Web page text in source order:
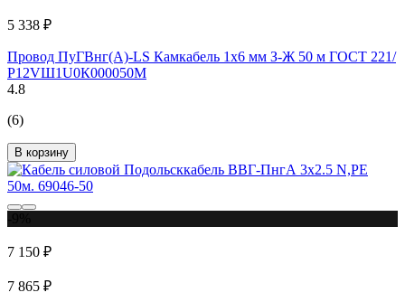
5 338 ₽
Провод ПуГВнг(А)-LS Камкабель 1x6 мм З-Ж 50 м ГОСТ 221/
Р12VШ1U0К000050М
4.8
(6)
В корзину
7 150 ₽
7 865 ₽